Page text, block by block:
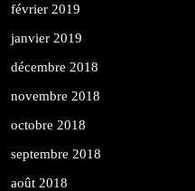
février 2019
janvier 2019
décembre 2018
novembre 2018
octobre 2018
septembre 2018
août 2018